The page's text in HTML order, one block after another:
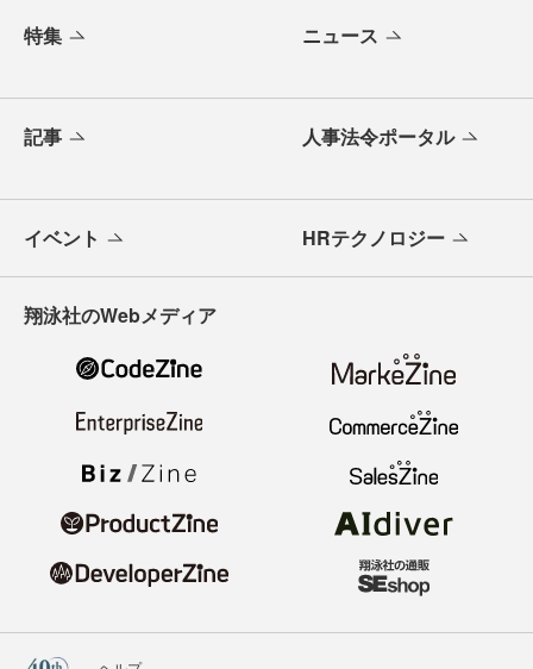
特集 ニュース
記事 人事法令ポータル
イベント HRテクノロジー
翔泳社のWebメディア